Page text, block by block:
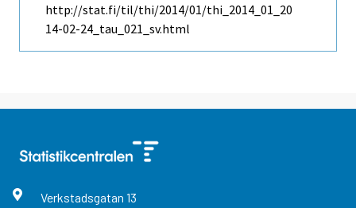
http://stat.fi/til/thi/2014/01/thi_2014_01_20
14-02-24_tau_021_sv.html
Verkstadsgatan 13